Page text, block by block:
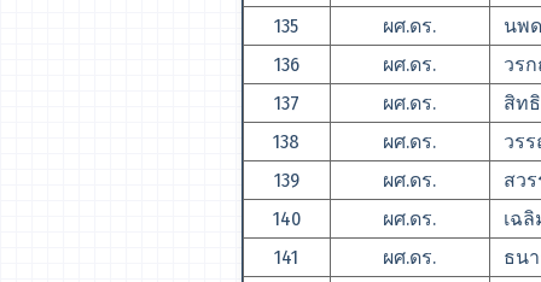
135
ผศ.ดร.
นพ
136
ผศ.ดร.
วร
137
ผศ.ดร.
สิท
138
ผศ.ดร.
วร
139
ผศ.ดร.
สว
140
ผศ.ดร.
เฉ
141
ผศ.ดร.
ธน